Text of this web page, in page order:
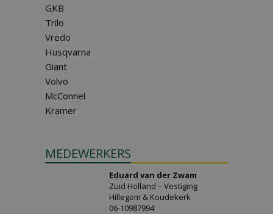
GKB
Trilo
Vredo
Husqvarna
Giant
Volvo
McConnel
Kramer
MEDEWERKERS
Eduard van der Zwam
Zuid Holland – Vestiging
Hillegom & Koudekerk
06-10987994